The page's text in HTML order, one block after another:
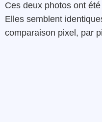
Ces deux photos ont
Elles semblent
comparaison pixel, par